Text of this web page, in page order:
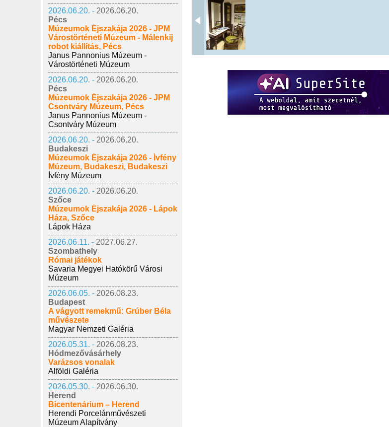
2026.06.20. - 2026.06.20.
Pécs
Múzeumok Éjszakája 2026 - JPM
Várostörténeti Múzeum - Málenkij
robot kiállítás, Pécs
Janus Pannonius Múzeum -
Várostörténeti Múzeum
2026.06.20. - 2026.06.20.
Pécs
Múzeumok Éjszakája 2026 - JPM
Csontváry Múzeum, Pécs
Janus Pannonius Múzeum -
Csontváry Múzeum
2026.06.20. - 2026.06.20.
Budakeszi
Múzeumok Éjszakája 2026 - Ívfény
Múzeum, Budakeszi, Budakeszi
Ívfény Múzeum
2026.06.20. - 2026.06.20.
Szőce
Múzeumok Éjszakája 2026 - Lápok
Háza, Szőce
Lápok Háza
2026.06.11. - 2027.06.27.
Szombathely
Római játékok
Savaria Megyei Hatókörű Városi
Múzeum
2026.06.05. - 2026.08.23.
Budapest
A vágyott remekmű: Grúber Béla
művészete
Magyar Nemzeti Galéria
2026.05.31. - 2026.08.23.
Hódmezővásárhely
Varázsos vonalak
Alföldi Galéria
2026.05.30. - 2026.06.30.
Herend
Bicentenárium – Herend
Herendi Porcelánművészeti
Múzeum Alapítvány